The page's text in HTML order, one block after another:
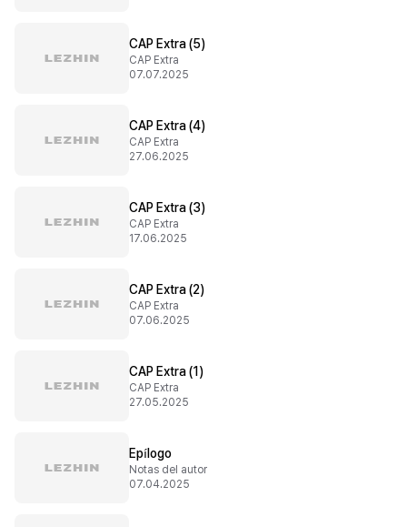
CAP Extra (5)
CAP Extra
07.07.2025
CAP Extra (4)
CAP Extra
27.06.2025
CAP Extra (3)
CAP Extra
17.06.2025
CAP Extra (2)
CAP Extra
07.06.2025
CAP Extra (1)
CAP Extra
27.05.2025
Epílogo
Notas del autor
07.04.2025